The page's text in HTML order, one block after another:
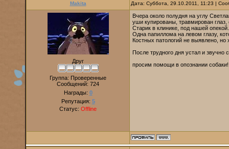
Makita Дата: Суббота, 29.10.2011, 11:23 |
Друг
Группа: Проверенные
Сообщений: 724
Награды: 0
Репутация: 5
Статус: Offline
Вчера около полудня на углу
уши купированы, травмирован
Старик в клинике, под нашей опекой.
Одна папиллома на левом глазу,
Костных патологий не выявлено,
После трудного дня устал и звучно
просим помощи в опознании собаки!